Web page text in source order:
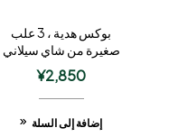
بوكس هدية ، 3 علب
صغيرة من شاي سيلاني
¥2,850
إضافة إلى السلة